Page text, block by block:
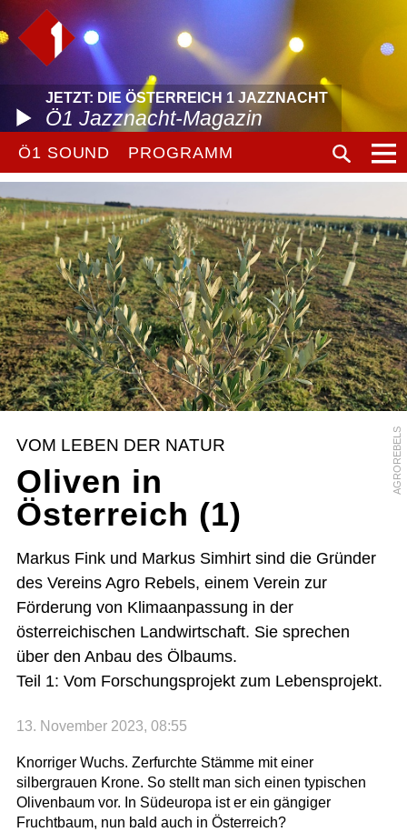
JETZT: DIE ÖSTERREICH 1 JAZZNACHT
Ö1 Jazznacht-Magazin
Ö1 SOUND PROGRAMM
AGROREBELS
VOM LEBEN DER NATUR
Oliven in
Österreich (1)
Markus Fink und Markus Simhirt sind die Gründer
des Vereins Agro Rebels, einem Verein zur
Förderung von Klimaanpassung in der
österreichischen Landwirtschaft. Sie sprechen
über den Anbau des Ölbaums.
Teil 1: Vom Forschungsprojekt zum Lebensprojekt.
13. November 2023, 08:55
Knorriger Wuchs. Zerfurchte Stämme mit einer
silbergrauen Krone. So stellt man sich einen typischen
Olivenbaum vor. In Südeuropa ist er ein gängiger
Fruchtbaum, nun bald auch in Österreich?